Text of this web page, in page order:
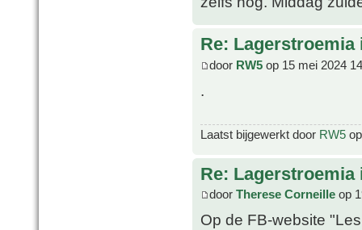
Re:
door RW5 op 15 mei 2024
.
Laatst bijgewerkt door RW5
Re:
door Therese Corneille op
Op de FB-website